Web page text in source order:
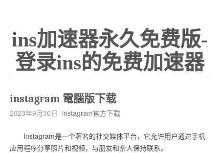
ins加速器永久免费版-
登录ins的免费加速器
instagram 電腦版下载
2023年9月30日 instagram官方下载
Instagram是一个著名的社交媒体平台，它允许用户通过手机
应用程序分享照片和视频，与朋友和亲人保持联系。